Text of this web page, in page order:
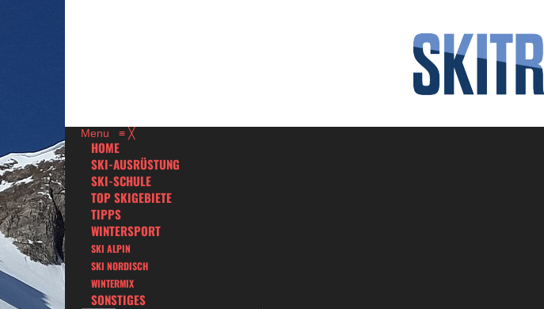
Menu ≡ ╳
HOME
SKI-AUSRÜSTUNG
SKI-SCHULE
TOP SKIGEBIETE
TIPPS
WINTERSPORT
SKI ALPIN
SKI NORDISCH
WINTERMIX
SONSTIGES